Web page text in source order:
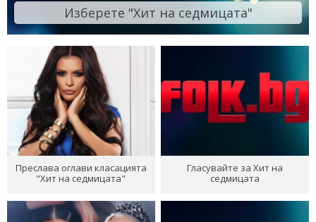
Изберете "Хит на седмицата"
Преслава оглави класацията
"Хит на седмицата"
Гласувайте за Хит на
седмицата